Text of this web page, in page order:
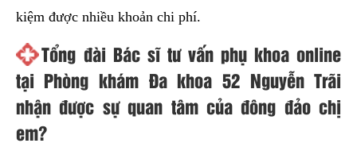
kiệm được nhiều khoản chi phí.
Tổng đài Bác sĩ tư vấn phụ khoa online
tại Phòng khám Đa khoa 52 Nguyễn Trãi
nhận được sự quan tâm của đông đảo chị
em?